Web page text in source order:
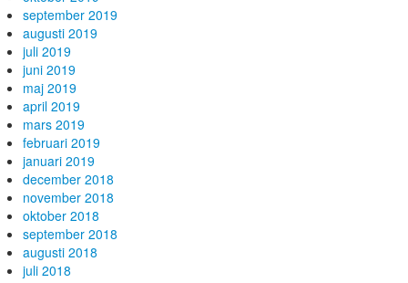
september 2019
augusti 2019
juli 2019
juni 2019
maj 2019
april 2019
mars 2019
februari 2019
januari 2019
december 2018
november 2018
oktober 2018
september 2018
augusti 2018
juli 2018